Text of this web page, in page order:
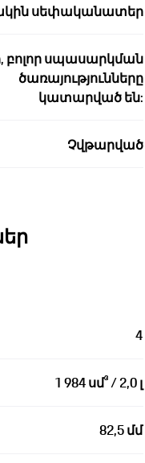
սեփականատեր
բոլոր սպասարկման
ծառայությունները
կատարված են:
Չվթարված
4
1 984 սմ³ / 2,0 լ
82,5 մմ